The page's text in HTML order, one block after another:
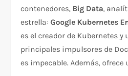
contenedores, Big Data,
estrella:Google Kubernetes
es el creador de Kubernetes y
principales impulsores de
es impecable. Además,